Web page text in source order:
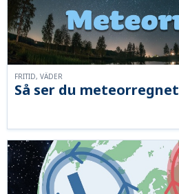
Så ser du
FRITID, VÄDER